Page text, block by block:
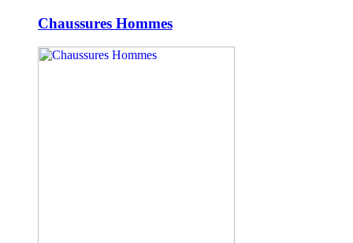
Chaussures Hommes